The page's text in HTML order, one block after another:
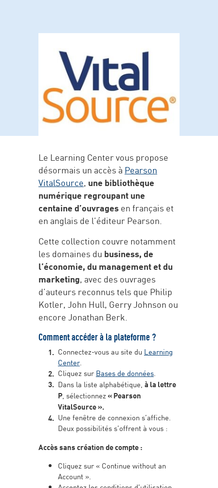
Le Learning Center vous propose
désormais un accès à Pearson
VitalSource, une bibliothèque
numérique regroupant une
centaine d’ouvragesen français et
en anglais de l’éditeur Pearson.
Cette collection couvre notamment
les domaines du business, de
l’économie, du management et du
marketing, avec des ouvrages
d’auteurs reconnus tels que Philip
Kotler, John Hull, Gerry Johnson ou
encore Jonathan Berk.
Comment accéder à la plateforme ?
Connectez-vous au site du Learning
Center.
Cliquez sur Bases de données.
Dans la liste alphabétique, à la lettre
P, sélectionnez« Pearson
VitalSource ».
Une fenêtre de connexion s’affiche.
Deux possibilités s’offrent à vous :
Accès sans création de compte :
Cliquez sur « Continue without an
Account ».